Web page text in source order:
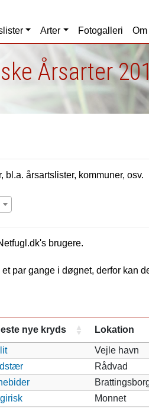
Arter Fotogalleri Om
Årsarter
årsartslister, kommuner, osv.
brugere.
par gange i døgnet, derfor kan
nye kryds Lokation
Vejle havn
Rådvad
Monnet